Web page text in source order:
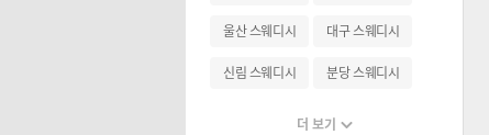
울산 스웨디시 대구 스웨디시
신림 스웨디시 분당 스웨디시
더 보기